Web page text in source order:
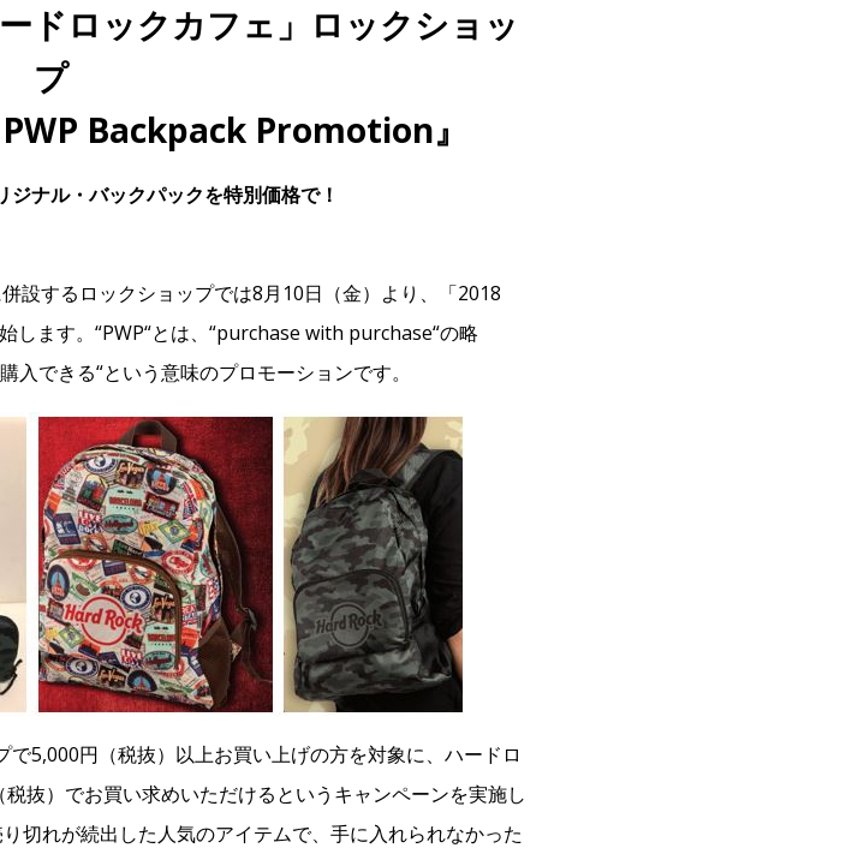
ドロックカフェ」ロックショッ
プ
Backpack Promotion』
ナル・バックパックを特別価格で！
設するロックショップでは8月10日（金）より、「2018
ます。“PWP“とは、“purchase with purchase“の略
できる“という意味のプロモーションです。
5,000円（税抜）以上お買い上げの方を対象に、ハードロ
抜）でお買い求めいただけるというキャンペーンを実施し
切れが続出した人気のアイテムで、手に入れられなかった